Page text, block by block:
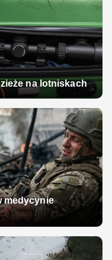
na lotniskach
medycynie